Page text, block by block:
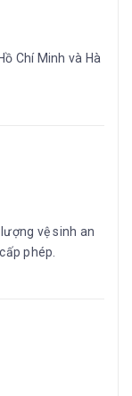
Chí Minh và Hà
vệ sinh an
phép.